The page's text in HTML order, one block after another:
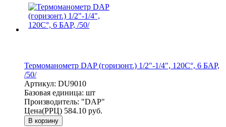
Термоманометр DAP (горизонт.) 1/2"-1/4", 120С°, 6 БАР,
/50/
Артикул: DU9010
Базовая единица: шт
Производитель: "DAP"
Цена(РРЦ) 584.10 руб.
В корзину